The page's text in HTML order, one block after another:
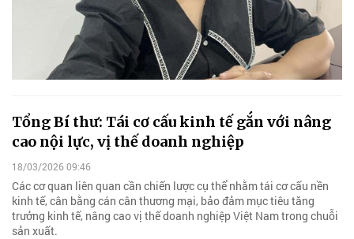
Tổng Bí thư: Tái cơ cấu kinh tế gắn với nâng
cao nội lực, vị thế doanh nghiệp
18/03/2026 09:46
Các cơ quan liên quan cần chiến lược cụ thể nhằm tái cơ cấu nền
kinh tế, cân bằng cán cân thương mại, bảo đảm mục tiêu tăng
trưởng kinh tế, nâng cao vị thế doanh nghiệp Việt Nam trong chuỗi
sản xuất.